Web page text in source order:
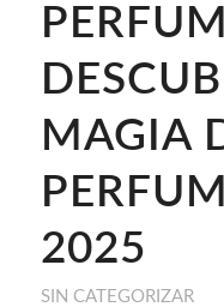
MAGIA
2025
SIN CATEGORIZAR